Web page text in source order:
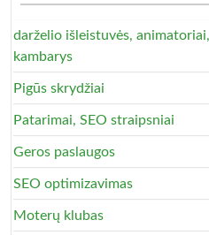
darželio išleistuvės,
kambarys
Pigūs skrydžiai
Patarimai, SEO straipsniai
Geros paslaugos
SEO optimizavimas
Moterų klubas